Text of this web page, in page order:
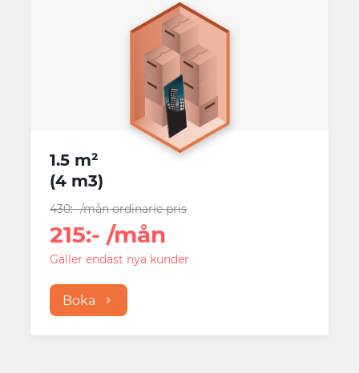
1.5 m²
(4 m3)
430:-/månordinarie pris
215:- /mån
Gäller endast nya kunder
Boka